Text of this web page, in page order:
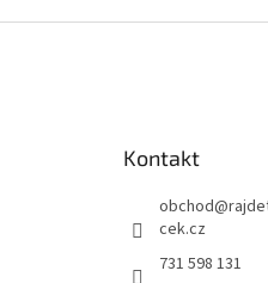
Kontakt
obchod@
cek.cz
731 598 131